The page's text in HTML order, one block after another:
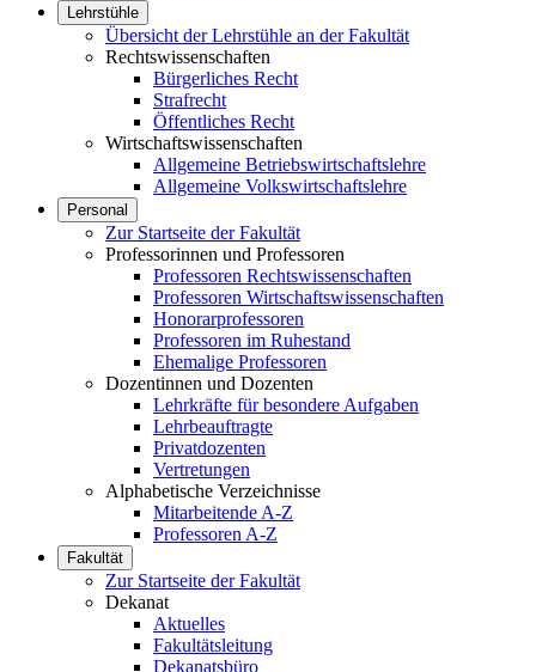
Lehrstühle
Übersicht der Lehrstühle an der Fakultät
Rechtswissenschaften
Bürgerliches Recht
Strafrecht
Öffentliches Recht
Wirtschaftswissenschaften
Allgemeine Betriebswirtschaftslehre
Allgemeine Volkswirtschaftslehre
Personal
Zur Startseite der Fakultät
Professorinnen und Professoren
Professoren Rechtswissenschaften
Professoren Wirtschaftswissenschaften
Honorarprofessoren
Professoren im Ruhestand
Ehemalige Professoren
Dozentinnen und Dozenten
Lehrkräfte für besondere Aufgaben
Lehrbeauftragte
Privatdozenten
Vertretungen
Alphabetische Verzeichnisse
Mitarbeitende A-Z
Professoren A-Z
Fakultät
Zur Startseite der Fakultät
Dekanat
Aktuelles
Fakultätsleitung
Dekanatsbüro